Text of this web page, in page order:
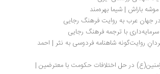
موشه باراش | شیما بهره‌مند
جهان عرب به روایت فرهنگ رجایی
با ترجمه فرهنگ رجایی